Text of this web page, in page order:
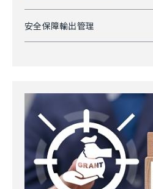
安全保障輸出管理